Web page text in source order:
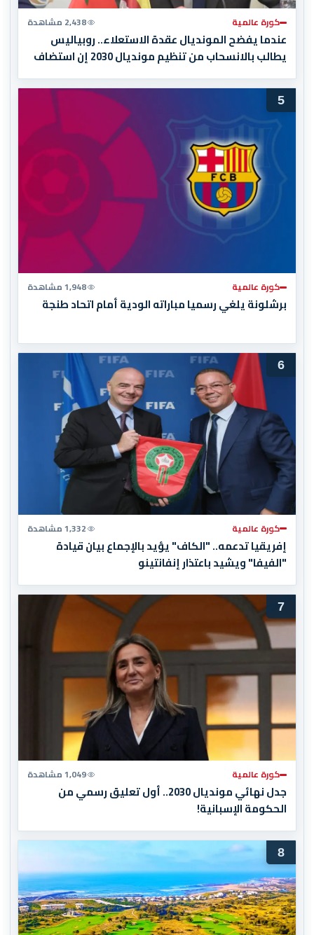
كورة عالمية 2,438 مشاهدة
عندما يفضح المونديال عقدة الاستعلاء.. روبياليس
يطالب بالانسحاب من تنظيم مونديال 2030 إن استضاف
المغرب المباراة النهائية!
5
كورة عالمية 1,948 مشاهدة
برشلونة يلغي رسميا مباراته الودية أمام اتحاد طنجة
6
كورة عالمية 1,332 مشاهدة
إفريقيا تدعمه.. "الكاف" يؤيد بالإجماع بيان قيادة
"الفيفا" ويشيد باعتذار إنفانتينو
7
كورة عالمية 1,049 مشاهدة
جدل نهائي مونديال 2030.. أول تعليق رسمي من
الحكومة الإسبانية!
8